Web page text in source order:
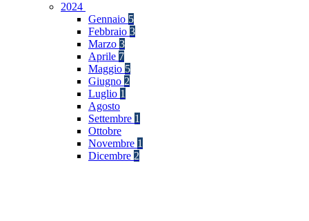
2024
Gennaio 5
Febbraio 3
Marzo 3
Aprile 7
Maggio 5
Giugno 2
Luglio 1
Agosto
Settembre 1
Ottobre
Novembre 1
Dicembre 2